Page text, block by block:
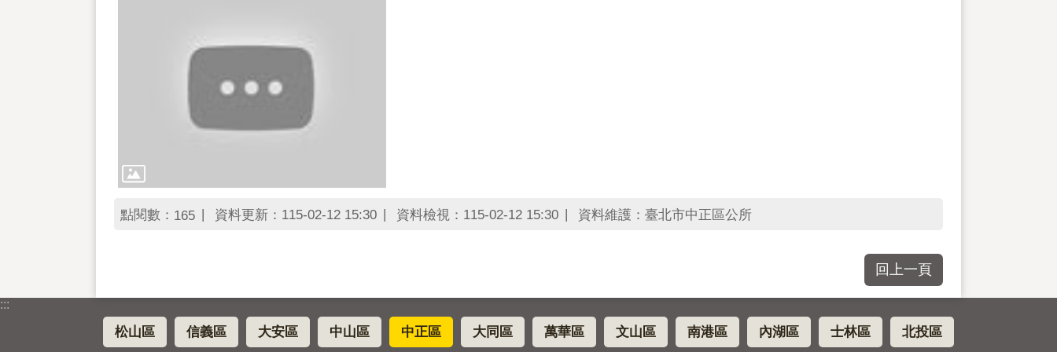
點閱數： 165 資料更新：115-02-12 15:30 資料檢視：115-02-12 15:30 資料維護：臺北市中正區公所
回上一頁
:::
松山區 信義區 大安區 中山區 中正區 大同區 萬華區 文山區 南港區 內湖區 士林區 北投區